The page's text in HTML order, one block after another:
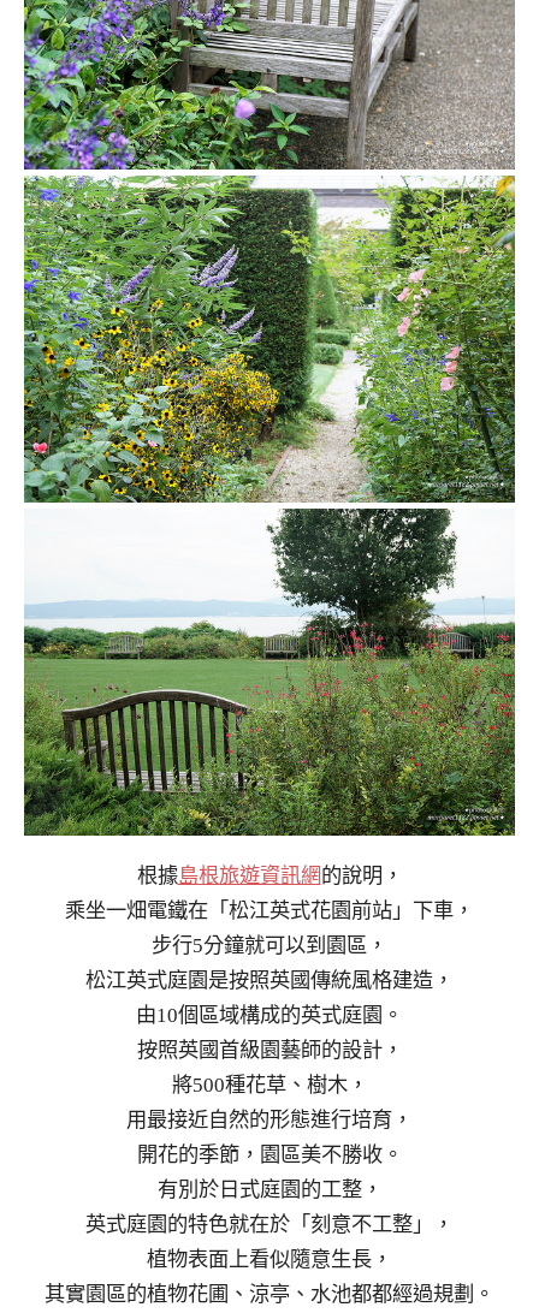
根據島根旅遊資訊網的說明，
乘坐一畑電鐵在「松江英式花園前站」下車，
步行5分鐘就可以到園區，
松江英式庭園是按照英國傳統風格建造，
由10個區域構成的英式庭園。
按照英國首級園藝師的設計，
將500種花草、樹木，
用最接近自然的形態進行培育，
開花的季節，園區美不勝收。
有別於日式庭園的工整，
英式庭園的特色就在於「刻意不工整」，
植物表面上看似隨意生長，
其實園區的植物花圃、涼亭、水池都都經過規劃。